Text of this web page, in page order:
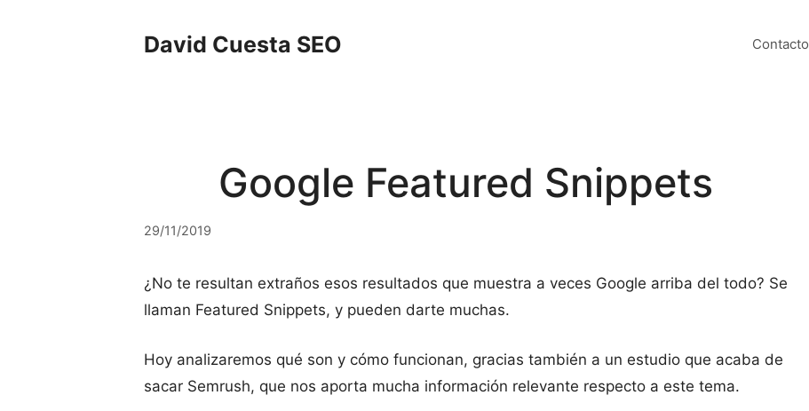
David Cuesta SEO Contacto
Google Featured Snippets
29/11/2019
¿No te resultan extraños esos resultados que muestra a veces Google arriba del todo? Se
llaman Featured Snippets, y pueden darte muchas.
Hoy analizaremos qué son y cómo funcionan, gracias también a un estudio que acaba de
sacar Semrush, que nos aporta mucha información relevante respecto a este tema.